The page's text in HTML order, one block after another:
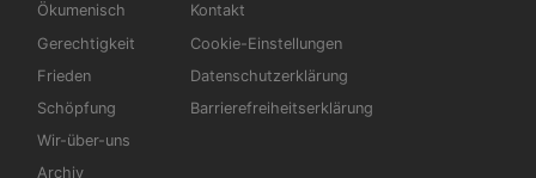
Ökumenisch
Gerechtigkeit
Frieden
Schöpfung
Wir-über-uns
Archiv
Kontakt
Cookie-Einstellungen
Datenschutzerklärung
Barrierefreiheitserklärung